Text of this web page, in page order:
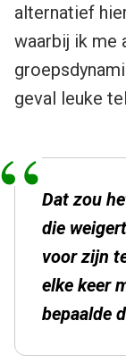
alternatief
waarbij ik me
geval leuke
Dat zou
die
voor zijn
elke keer
bepaalde